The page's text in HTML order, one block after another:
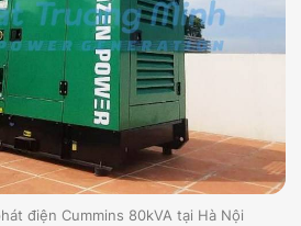
điện Cummins 80kVA tại Hà Nội